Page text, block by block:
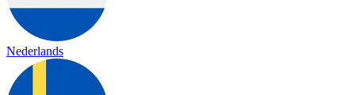
Nederlands